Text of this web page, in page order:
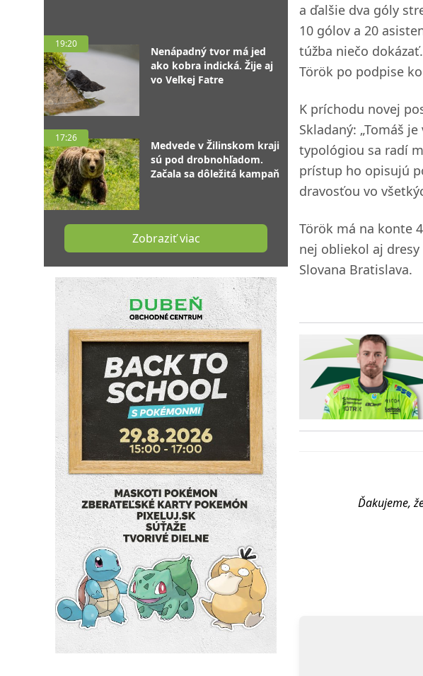
19:20
Nenápadný tvor má jed
ako kobra indická. Žije aj
vo Veľkej Fatre
17:26
Medvede v Žilinskom kraji
sú pod drobnohľadom.
Začala sa dôležitá kampaň
Zobraziť viac
a ďalšie dva góly
10 gólov a 20
túžba niečo
Török po podpise
K príchodu novej
Skladaný: „Tomáš
typológiou sa radí
prístup ho opisujú
dravosťou vo
Török má na konte
nej obliekol aj
Slovana Bratislava.
Ďakujeme,